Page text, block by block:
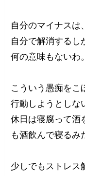
自分のマイナスは
自分で解消するし
何の意味もないわ。
こういう愚痴をこ
行動しようとしな
休日は寝腐って酒
も酒飲んで寝るみ
少しでもストレス